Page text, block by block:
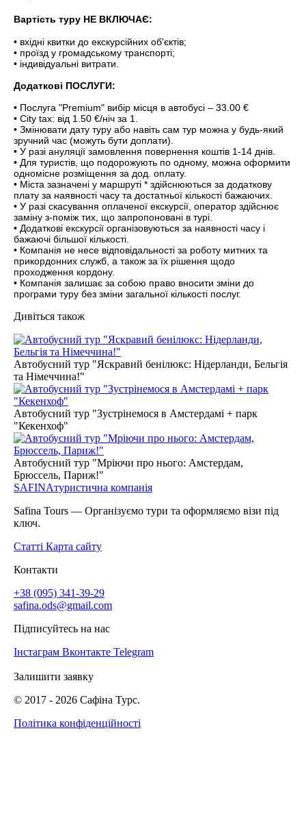
Вартість туру НЕ ВКЛЮЧАЄ:
• вхідні квитки до екскурсійних об'єктів;
• проїзд у громадському транспорті;
• індивідуальні витрати.
Додаткові ПОСЛУГИ:
• Послуга "Premium" вибір місця в автобусі – 33.00 €
• City tax: від 1.50 €/ніч за 1.
• Змінювати дату туру або навіть сам тур можна у будь-який
зручний час (можуть бути доплати).
• У разі ануляції замовлення повернення коштів 1-14 днів.
• Для туристів, що подорожують по одному, можна оформити
одномісне розміщення за дод. оплату.
• Міста зазначені у маршруті * здійснюються за додаткову
плату за наявності часу та достатньої кількості бажаючих.
• У разі скасування оплаченої екскурсії, оператор здійснює
заміну з-поміж тих, що запропоновані в турі.
• Додаткові екскурсії організовуються за наявності часу і
бажаючі більшої кількості.
• Компанія не несе відповідальності за роботу митних та
прикордонних служб, а також за їх рішення щодо
проходження кордону.
• Компанія залишає за собою право вносити зміни до
програми туру без зміни загальної кількості послуг.
Дивіться також
Автобусний тур "Яскравий бенілюкс: Нідерланди, Бельгія
та Німеччина!"
Автобусний тур "Зустрінемося в Амстердамі + парк
"Кекенхоф"
Автобусний тур "Мріючи про нього: Амстердам,
Брюссель, Париж!"
SAFINAтуристична компанія
Safina Tours — Організуємо тури та оформляємо візи під
ключ.
Статті Карта сайту
Контакти
+38 (095) 341-39-29
safina.ods@gmail.com
Підписуйтесь на нас
Інстаграм Вконтакте Telegram
Залишити заявку
© 2017 - 2026 Сафіна Турс.
Політика конфіденційності